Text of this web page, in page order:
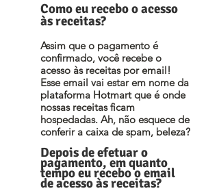
Como eu recebo o acesso
às receitas?
Assim que o pagamento é
confirmado, você recebe o
acesso às receitas por email!
Esse email vai estar em nome da
plataforma Hotmart que é onde
nossas receitas ficam
hospedadas. Ah, não esquece de
conferir a caixa de spam, beleza?
Depois de efetuar o
pagamento, em quanto
tempo eu recebo o email
de acesso às receitas?